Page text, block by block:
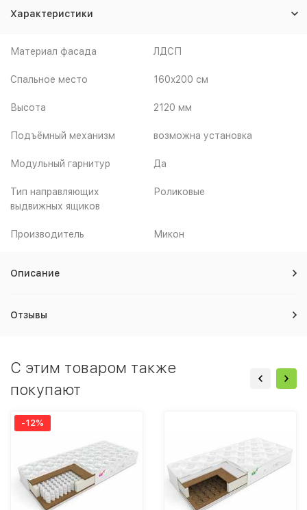
Характеристики
Материал фасада ЛДСП
Спальное место 160x200 см
Высота 2120 мм
Подъёмный механизм возможна установка
Модульный гарнитур Да
Тип направляющих
выдвижных ящиков
Роликовые
Производитель Микон
Описание
Отзывы
C этим товаром также
покупают
-12%